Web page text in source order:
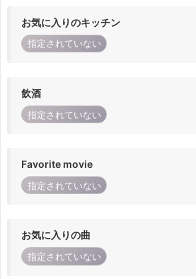
お気に入りのキッチン
指定されていない
飲酒
指定されていない
Favorite movie
指定されていない
お気に入りの曲
指定されていない